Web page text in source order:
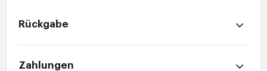
Rückgabe
Zahlungen